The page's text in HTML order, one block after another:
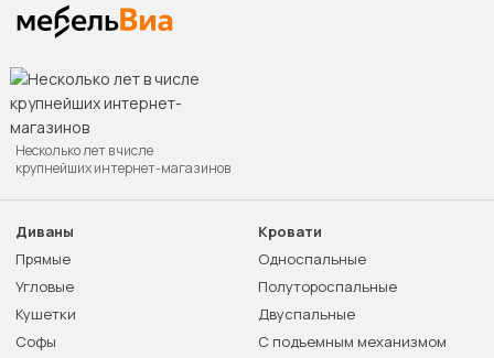
Несколько лет в числе
крупнейших интернет-магазинов
Диваны
Прямые
Угловые
Кушетки
Софы
Кровати
Односпальные
Полутороспальные
Двуспальные
С подъемным механизмом